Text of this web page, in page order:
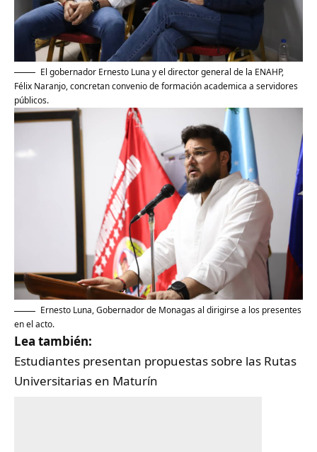
El gobernador Ernesto Luna y el director general de la ENAHP,
Félix Naranjo, concretan convenio de formación academica a servidores
públicos.
Ernesto Luna, Gobernador de Monagas al dirigirse a los presentes
en el acto.
Lea también:
Estudiantes presentan propuestas sobre las Rutas
Universitarias en Maturín